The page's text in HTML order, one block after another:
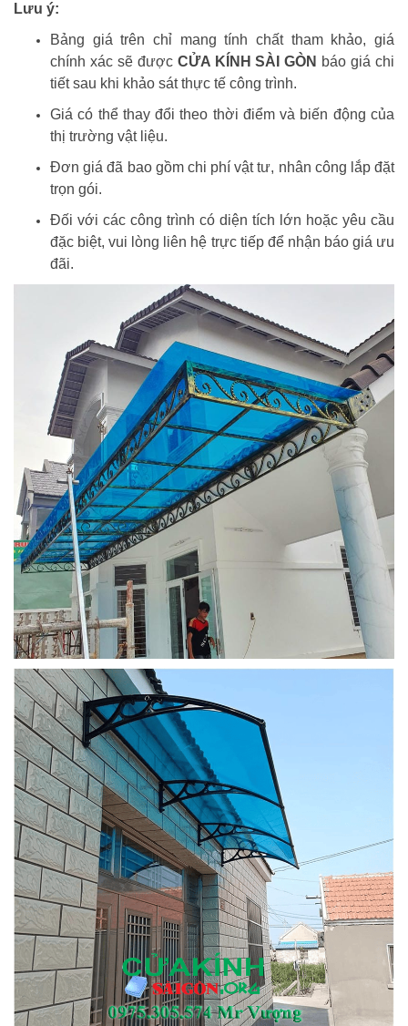
Lưu ý:
Bảng giá trên chỉ mang tính chất tham khảo, giá
chính xác sẽ được CỬA KÍNH SÀI GÒN báo giá chi
tiết sau khi khảo sát thực tế công trình.
Giá có thể thay đổi theo thời điểm và biến động của
thị trường vật liệu.
Đơn giá đã bao gồm chi phí vật tư, nhân công lắp đặt
trọn gói.
Đối với các công trình có diện tích lớn hoặc yêu cầu
đặc biệt, vui lòng liên hệ trực tiếp để nhận báo giá ưu
đãi.